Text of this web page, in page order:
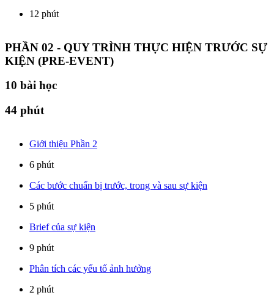
12 phút
PHẦN 02 - QUY TRÌNH THỰC HIỆN TRƯỚC SỰ
KIỆN (PRE-EVENT)
10 bài học
44 phút
Giới thiệu Phần 2
6 phút
Các bước chuẩn bị trước, trong và sau sự kiện
5 phút
Brief của sự kiện
9 phút
Phân tích các yếu tố ảnh hưởng
2 phút